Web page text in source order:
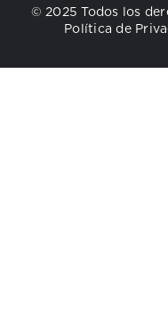
© 2025 Todos los
Política de